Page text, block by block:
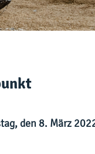
den 8. März